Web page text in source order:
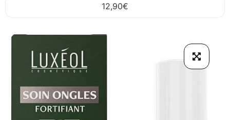
12,90€